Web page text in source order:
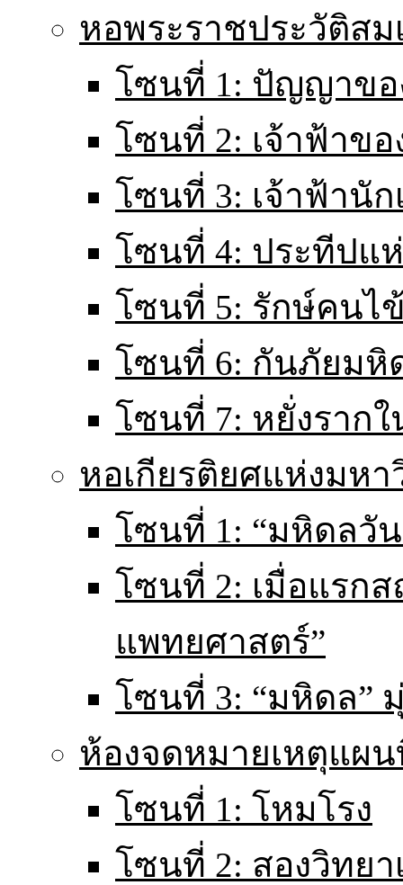
หอพระราชประวัติส
โซนที่ 1: ปัญญาข
โซนที่ 2: เจ้าฟ้าข
โซนที่ 3: เจ้าฟ้านัก
โซนที่ 4: ประทีปแ
โซนที่ 5: รักษ์คนไ
โซนที่ 6: กันภัยมหิ
โซนที่ 7: หยั่งราก
หอเกียรติยศแห่งมห
โซนที่ 1: “มหิดลวั
โซนที่ 2: เมื่อแรก
แพทยศาสตร์”
โซนที่ 3: “มหิดล”
ห้องจดหมายเหตุแผ
โซนที่ 1: โหมโรง
โซนที่ 2: สองวิทย